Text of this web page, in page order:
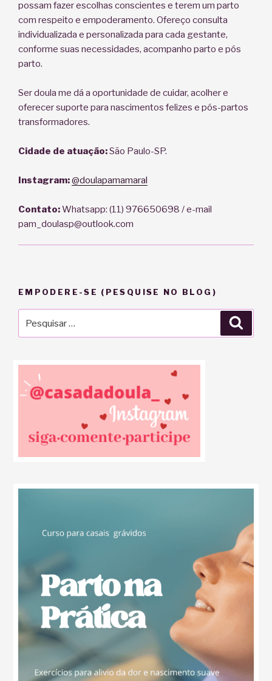
possam fazer escolhas conscientes e terem um parto
com respeito e empoderamento. Ofereço consulta
individualizada e personalizada para cada gestante,
conforme suas necessidades, acompanho parto e pós
parto.
Ser doula me dá a oportunidade de cuidar, acolher e
oferecer suporte para nascimentos felizes e pós-partos
transformadores.
Cidade de atuação:São Paulo-SP.
Instagram:@doulapamamaral
Contato:Whatsapp: (11) 976650698 / e-mail
pam_doulasp@outlook.com
EMPODERE-SE (PESQUISE NO BLOG)
por: